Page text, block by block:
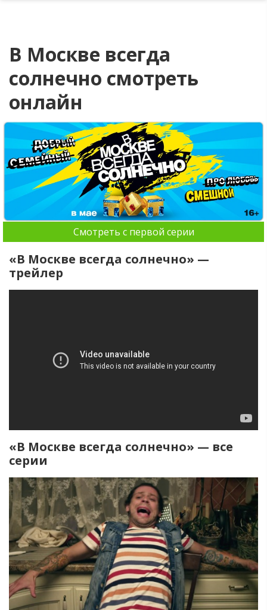
В Москве всегда
солнечно смотреть
онлайн
Смотреть с первой серии
«В Москве всегда солнечно» —
трейлер
«В Москве всегда солнечно» — все
серии